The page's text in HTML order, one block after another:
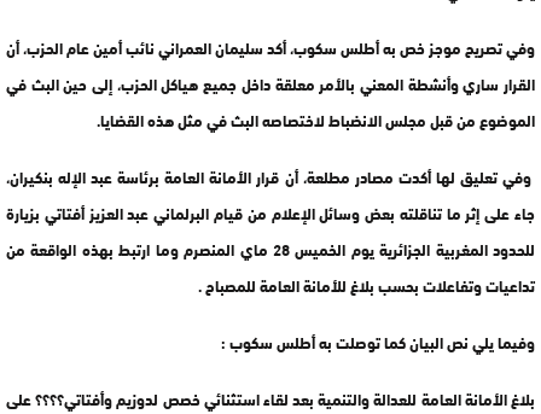
وفي تصريح موجز خص به أطلس سكوب، أكد سليمان العمراني نائب أمين عام الحزب، أن
القرار ساري وأنشطة المعني بالأمر معلقة داخل جميع هياكل الحزب، إلى حين البث في
الموضوع من قبل مجلس الانضباط لاختصاصه البث في مثل هذه القضايا.
وفي تعليق لها أكدت مصادر مطلعة، أن قرار الأمانة العامة برئاسة عبد الإله بنكيران،
جاء على إثر ما تناقلته بعض وسائل الإعلام من قيام البرلماني عبد العزيز أفتاتي بزيارة
للحدود المغربية الجزائرية يوم الخميس 28 ماي المنصرم وما ارتبط بهذه الواقعة من
تداعيات وتفاعلات بحسب بلاغ للأمانة العامة للمصباح .
وفيما يلي نص البيان كما توصلت به أطلس سكوب :
بلاغ الأمانة العامة للعدالة والتنمية بعد لقاء استثنائي خصص لدوزيم وأفتاتي؟؟؟؟ على